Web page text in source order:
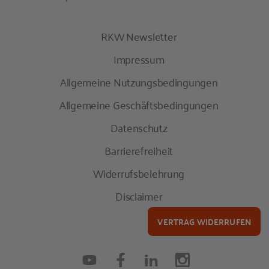
RKW Newsletter
Impressum
Allgemeine Nutzungsbedingungen
Allgemeine Geschäftsbedingungen
Datenschutz
Barrierefreiheit
Widerrufsbelehrung
Disclaimer
VERTRAG WIDERRUFEN